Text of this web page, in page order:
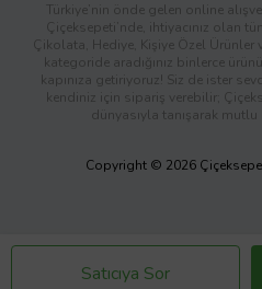
Satıcıya Sor
Türkiye’nin önde gelen online
Çiçeksepeti’nde, ihtiyacınız olan
Çikolata, Hediye, Kişiye Özel Ürünler
kategoride aradığınız binlerce
kapınıza getiriyoruz! Siz de ister
kendiniz için sipariş verebilir;
dünyasıyla tanışarak
Copyright © 2026